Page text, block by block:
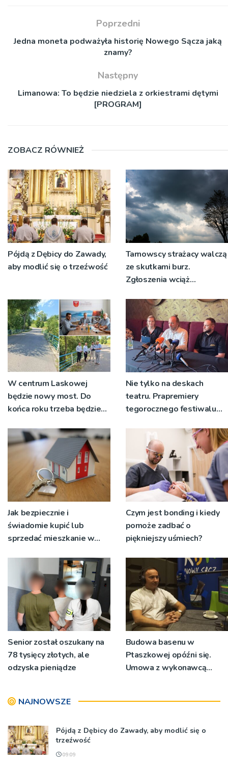
Poprzedni
Jedna moneta podważyła historię Nowego Sącza jaką
znamy?
Następny
Limanowa: To będzie niedziela z orkiestrami dętymi
[PROGRAM]
ZOBACZ RÓWNIEŻ
Pójdą z Dębicy do Zawady,
aby modlić się o trzeźwość
Tarnowscy strażacy walczą
ze skutkami burz.
Zgłoszenia wciąż
W centrum Laskowej
będzie nowy most. Do
końca roku trzeba będzie
Nie tylko na deskach
teatru. Prapremiery
tegorocznego festiwalu
niecodziennych
okolicznościach
Jak bezpiecznie i
świadomie kupić lub
sprzedać mieszkanie w
Czym jest bonding i kiedy
pomoże zadbać o
piękniejszy uśmiech?
Senior został oszukany na
78 tysięcy złotych, ale
odzyska pieniądze
Budowa basenu w
Ptaszkowej opóźni się.
Umowa z wykonawcą
NAJNOWSZE
Pójdą z Dębicy do Zawady, aby modlić się o
trzeźwość
09:09